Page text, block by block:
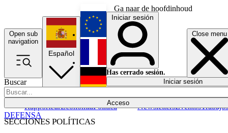
Ga naar de hoofdinhoud
Open sub
navigation
Close menu
Buscar
Acceso
SECCIONES POLÍTICAS
RapporteurEconomíaPolítica NewslettersEventosTrabajos
Español
English
Français
Iniciar sesión
Has cerrado sesión.
Iniciar sesión
DEFENSA